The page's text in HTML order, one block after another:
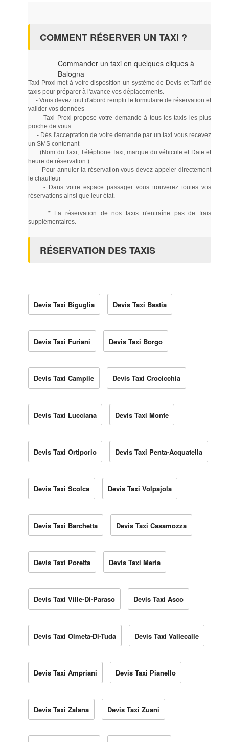
COMMENT RÉSERVER UN TAXI ?
Commander un taxi en quelques cliques à
Balogna
Taxi Proxi met à votre disposition un système de Devis et Tarif de
taxis pour préparer à l'avance vos déplacements.
- Vous devez tout d'abord remplir le formulaire de réservation et
valider vos données
- Taxi Proxi propose votre demande à tous les taxis les plus
proche de vous
- Dés l'acceptation de votre demande par un taxi vous recevez
un SMS contenant
(Nom du Taxi, Téléphone Taxi, marque du véhicule et Date et
heure de réservation )
- Pour annuler la réservation vous devez appeler directement
le chauffeur
- Dans votre espace passager vous trouverez toutes vos
réservations ainsi que leur état.
* La réservation de nos taxis n'entraîne pas de frais
supplémentaires.
RÉSERVATION DES TAXIS
Devis Taxi Biguglia Devis Taxi Bastia
Devis Taxi Furiani Devis Taxi Borgo
Devis Taxi Campile Devis Taxi Crocicchia
Devis Taxi Lucciana Devis Taxi Monte
Devis Taxi Ortiporio Devis Taxi Penta-Acquatella
Devis Taxi Scolca Devis Taxi Volpajola
Devis Taxi Barchetta Devis Taxi Casamozza
Devis Taxi Poretta Devis Taxi Meria
Devis Taxi Ville-Di-Paraso Devis Taxi Asco
Devis Taxi Olmeta-Di-Tuda Devis Taxi Vallecalle
Devis Taxi Ampriani Devis Taxi Pianello
Devis Taxi Zalana Devis Taxi Zuani